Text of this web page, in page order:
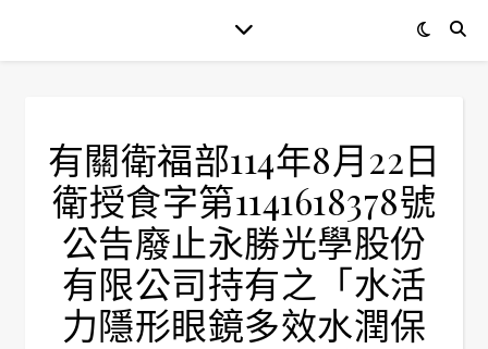
有關衛福部114年8月22日
衛授食字第1141618378號
公告廢止永勝光學股份
有限公司持有之「水活
力隱形眼鏡多效水潤保